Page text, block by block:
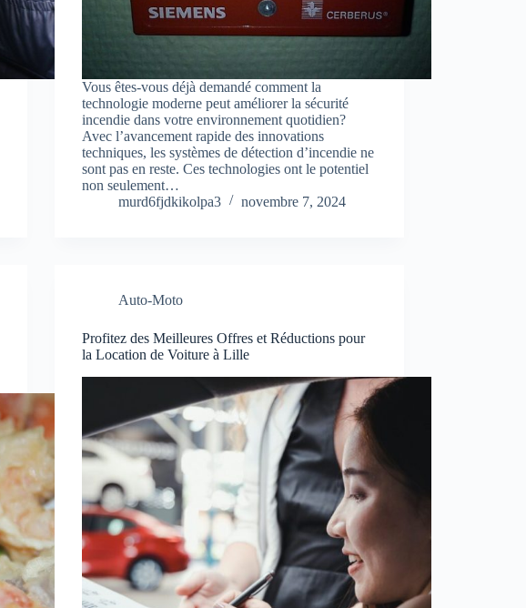
Vous êtes-vous déjà demandé comment la
technologie moderne peut améliorer la sécurité
incendie dans votre environnement quotidien?
Avec l’avancement rapide des innovations
techniques, les systèmes de détection d’incendie ne
sont pas en reste. Ces technologies ont le potentiel
non seulement…
murd6fjdkikolpa3
novembre 7, 2024
Auto-Moto
Profitez des Meilleures Offres et Réductions pour
la Location de Voiture à Lille